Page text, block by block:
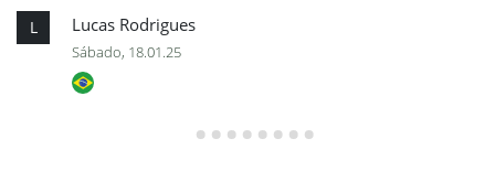
L Lucas Rodrigues
Sábado, 18.01.25